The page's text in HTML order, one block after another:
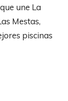
une La
Mestas,
piscinas